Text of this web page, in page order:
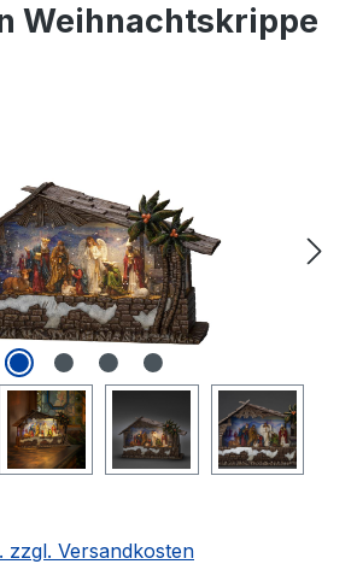
Weihnachtskrippe
zzgl. Versandkosten